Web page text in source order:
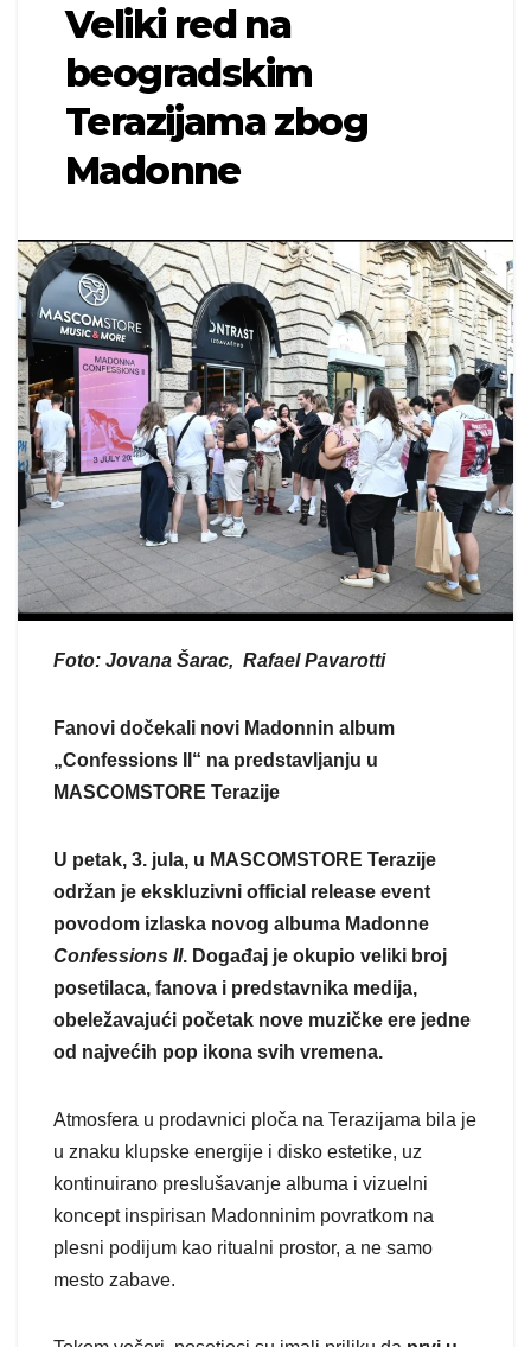
Veliki red na
beogradskim
Terazijama zbog
Madonne
Foto: Jovana Šarac, Rafael Pavarotti
Fanovi dočekali novi Madonnin album
„Confessions II“ na predstavljanju u
MASCOMSTORE Terazije
U petak, 3. jula, u MASCOMSTORE Terazije
održan je ekskluzivni official release event
povodom izlaska novog albuma Madonne
Confessions II. Događaj je okupio veliki broj
posetilaca, fanova i predstavnika medija,
obeležavajući početak nove muzičke ere jedne
od najvećih pop ikona svih vremena.
Atmosfera u prodavnici ploča na Terazijama bila je
u znaku klupske energije i disko estetike, uz
kontinuirano preslušavanje albuma i vizuelni
koncept inspirisan Madonninim povratkom na
plesni podijum kao ritualni prostor, a ne samo
mesto zabave.